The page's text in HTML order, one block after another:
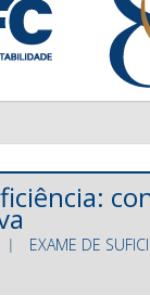
EXAME DE